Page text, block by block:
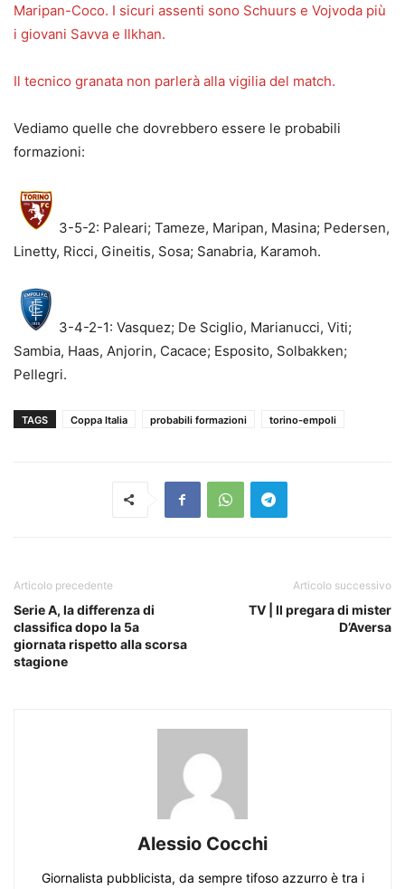
Maripan-Coco. I sicuri assenti sono Schuurs e Vojvoda più
i giovani Savva e Ilkhan.
Il tecnico granata non parlerà alla vigilia del match.
Vediamo quelle che dovrebbero essere le probabili
formazioni:
3-5-2: Paleari; Tameze, Maripan, Masina; Pedersen,
Linetty, Ricci, Gineitis, Sosa; Sanabria, Karamoh.
3-4-2-1: Vasquez; De Sciglio, Marianucci, Viti;
Sambia, Haas, Anjorin, Cacace; Esposito, Solbakken;
Pellegri.
TAGS Coppa Italia probabili formazioni torino-empoli
Articolo precedente
Serie A, la differenza di
classifica dopo la 5a
giornata rispetto alla scorsa
stagione
Articolo successivo
TV | Il pregara di mister
D’Aversa
Alessio Cocchi
Giornalista pubblicista, da sempre tifoso azzurro è tra i